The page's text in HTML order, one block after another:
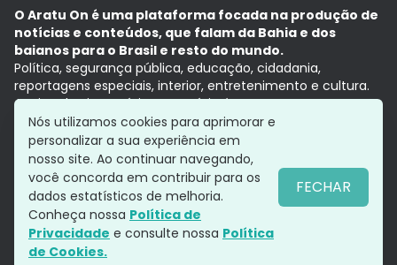
O Aratu On é uma plataforma focada na produção de
notícias e conteúdos, que falam da Bahia e dos
baianos para o Brasil e resto do mundo.
Política, segurança pública, educação, cidadania,
reportagens especiais, interior, entretenimento e cultura.
Aqui, tudo vira notícia e a notícia é no tempo presente,
com a credibilidade do Grupo Aratu.
Grupo Aratu
Política de privacidade
Siga-nos
Nós utilizamos cookies para aprimorar e
personalizar a sua experiência em
nosso site. Ao continuar navegando,
você concorda em contribuir para os
dados estatísticos de melhoria.
Conheça nossa Política de
Privacidade e consulte nossa Política
de Cookies.
FECHAR